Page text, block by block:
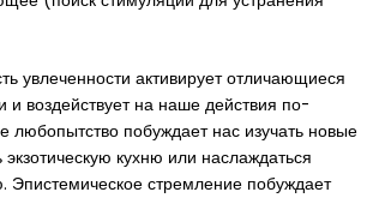
увлеченности активирует отличающиеся
и воздействует на наше действия по-
любопытство побуждает нас изучать новые
экзотическую кухню или наслаждаться
стремление побуждает